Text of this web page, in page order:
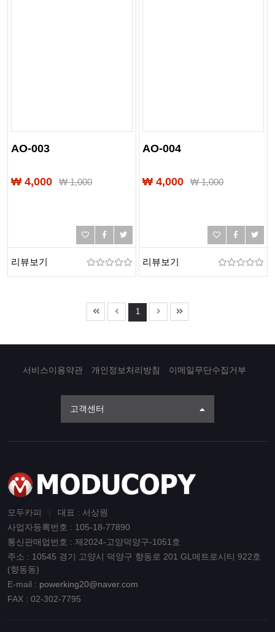
AO-003
₩ 4,000 ₩1,000
리뷰보기
AO-004
₩ 4,000 ₩1,000
리뷰보기
1
서비스이용약관 개인정보처리방침 이메일무단수집거부
고객센터
모두카피
대표 : 서상원
사업자등록번호 : 105-18-77890
통신판매업번호 : 제2024-고양덕양구-1051호
주소 : 10545 경기 고양시 덕양구 향동로 201 GL메트로시티 922호
(향동동)
E-mail : powerking20@naver.com
FAX : 02-302-7795